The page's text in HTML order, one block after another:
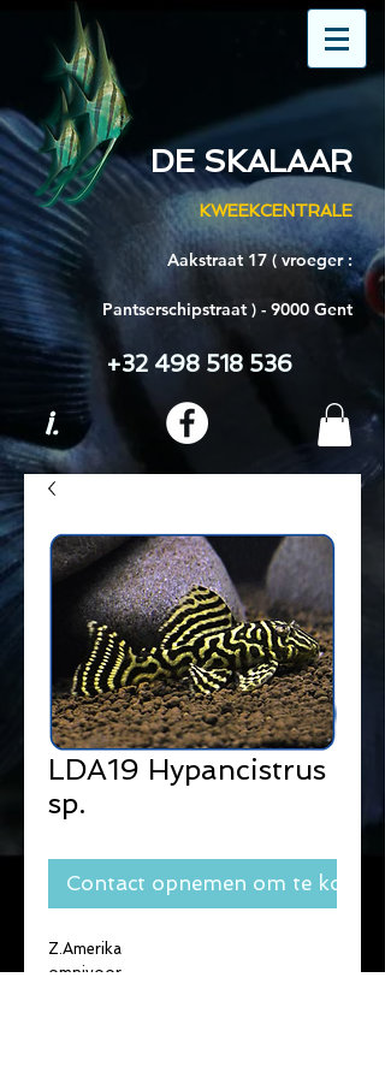
DE SKALAAR
KWEEKCENTRALE
Aakstraat 17 ( vroeger :
Pantserschipstraat ) - 9000 Gent
+32 498 518 536
i.
LDA19 Hypancistrus
sp.
Contact opnemen om te kopen
Z.Amerika
omnivoor